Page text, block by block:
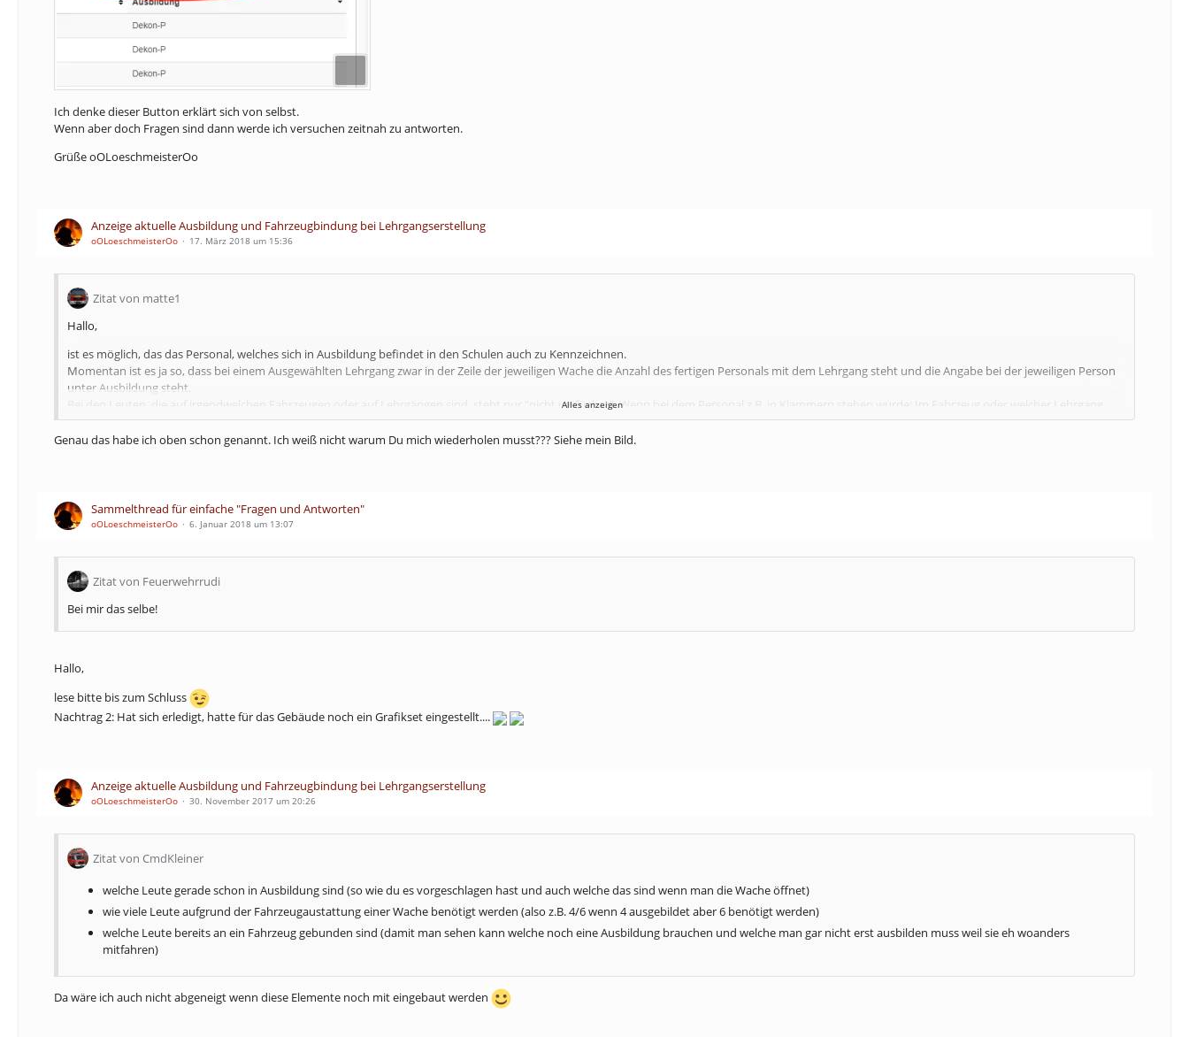
Ich denke dieser Button erklärt sich von selbst.
Wenn aber doch Fragen sind dann werde ich versuchen zeitnah zu antworten.
Grüße oOLoeschmeisterOo
Anzeige aktuelle Ausbildung und Fahrzeugbindung bei Lehrgangserstellung
oOLoeschmeisterOo 17. März 2018 um 15:36
Zitat von matte1
Hallo,
ist es möglich, das das Personal, welches sich in Ausbildung befindet in den Schulen auch zu Kennzeichnen.
Momentan ist es ja so, dass bei einem Ausgewählten Lehrgang zwar in der Zeile der jeweiligen Wache die Anzahl des fertigen Personals mit dem Lehrgang steht und die Angabe bei der jeweiligen Person
unter Ausbildung steht.
Bei den Leuten, die auf irgendwelchen Fahrzeugen oder auf Lehrgängen sind, steht nur "nicht verfügbar". Wenn bei dem Personal z.B. in Klammern stehen würde: Im Fahrzeug oder welcher Lehrgang
grad besucht wird.
Das erspart viel Zeit beim Suchen und Durchklicken.
Beste Grüße
matte1
(matte)
Alles anzeigen
Genau das habe ich oben schon genannt. Ich weiß nicht warum Du mich wiederholen musst??? Siehe mein Bild.
Sammelthread für einfache "Fragen und Antworten"
oOLoeschmeisterOo 6. Januar 2018 um 13:07
Zitat von Feuerwehrrudi
Bei mir das selbe!
Hallo,
lese bitte bis zum Schluss
Nachtrag 2: Hat sich erledigt, hatte für das Gebäude noch ein Grafikset eingestellt....
Anzeige aktuelle Ausbildung und Fahrzeugbindung bei Lehrgangserstellung
oOLoeschmeisterOo 30. November 2017 um 20:26
Zitat von CmdKleiner
welche Leute gerade schon in Ausbildung sind (so wie du es vorgeschlagen hast und auch welche das sind wenn man die Wache öffnet)
wie viele Leute aufgrund der Fahrzeugaustattung einer Wache benötigt werden (also z.B. 4/6 wenn 4 ausgebildet aber 6 benötigt werden)
welche Leute bereits an ein Fahrzeug gebunden sind (damit man sehen kann welche noch eine Ausbildung brauchen und welche man gar nicht erst ausbilden muss weil sie eh woanders
mitfahren)
Da wäre ich auch nicht abgeneigt wenn diese Elemente noch mit eingebaut werden